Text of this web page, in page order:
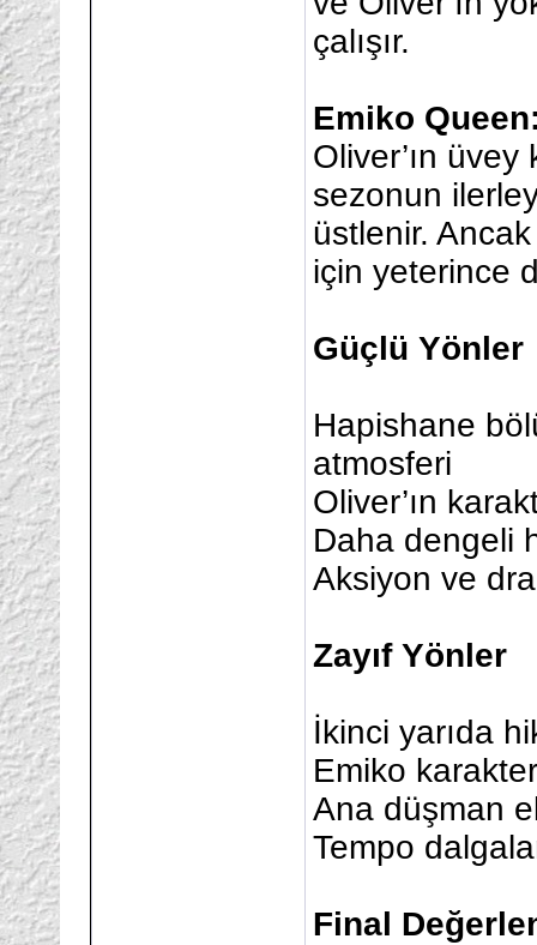
çalışır.
Emiko
Oliver’ın
sezonun
üstlenir.
için yeterince
Güçlü Yönler
Hapishane
atmosferi
Oliver’ın
Daha dengeli
Aksiyon ve
Zayıf Yönler
İkinci yarıda
Emiko
Ana düşman
Tempo
Final